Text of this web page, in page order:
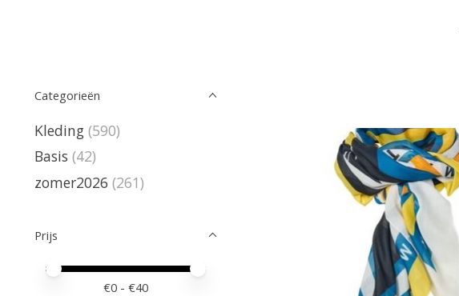
Categorieën
Kleding (590)
Basis (42)
zomer2026 (261)
Prijs
Minimale prijswaarde
Price maximum value
€0 - €40